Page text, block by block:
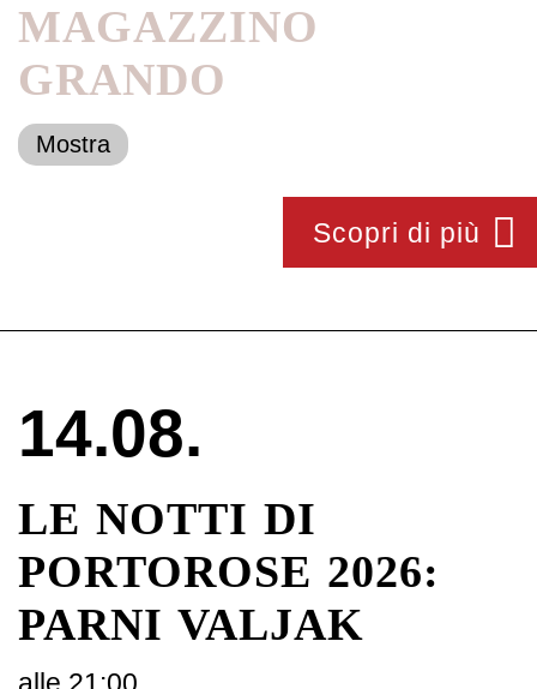
MAGAZZINO
GRANDO
Mostra
Scopri di più
14.08.
LE NOTTI DI
PORTOROSE 2026:
PARNI VALJAK